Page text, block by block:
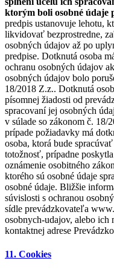
ktorým boli osobné údaje
predpis ustanovuje lehotu,
likvidovať bezprostredne,
osobných údajov až po
predpise. Dotknutá osoba
ochranu osobných údajov
osobných údajov bolo
18/2018 Z.z.. Dotknutá
písomnej žiadosti od
spracovaní jej osobných
v súlade so zákonom č.
prípade požiadavky má
osoba, ktorá bude
totožnosť, prípadne
oznámenie osobitného
ktorého sú osobné údaje
osobné údaje. Bližšie
súvislosti s ochranou
sídle prevádzkovateľa
osobnych-udajov, alebo ich
kontaktnej adrese
11. Cookies